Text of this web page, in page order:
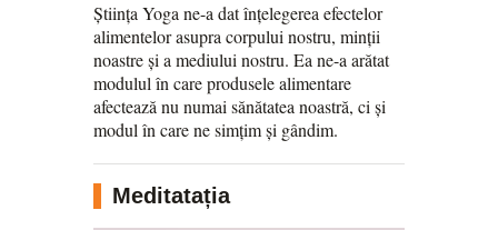
Știința Yoga ne-a dat înțelegerea efectelor
alimentelor asupra corpului nostru, minții
noastre și a mediului nostru. Ea ne-a arătat
modulul în care produsele alimentare
afectează nu numai sănătatea noastră, ci și
modul în care ne simțim și gândim.
Meditatația